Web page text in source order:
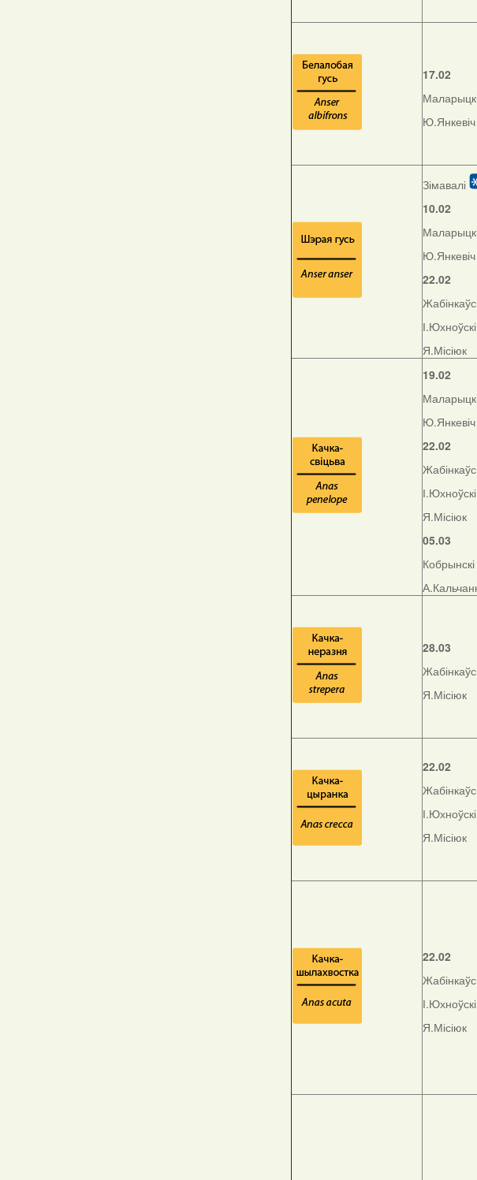
17.02
Ю.Янкевіч
Зімавалі
10.02
Ю.Янкевіч
22.02
І.Юхноўскі
Я.Місіюк
19.02
Ю.Янкевіч
22.02
І.Юхноўскі
Я.Місіюк
05.03
28.03
Я.Місіюк
22.02
І.Юхноўскі
Я.Місіюк
22.02
І.Юхноўскі
Я.Місіюк